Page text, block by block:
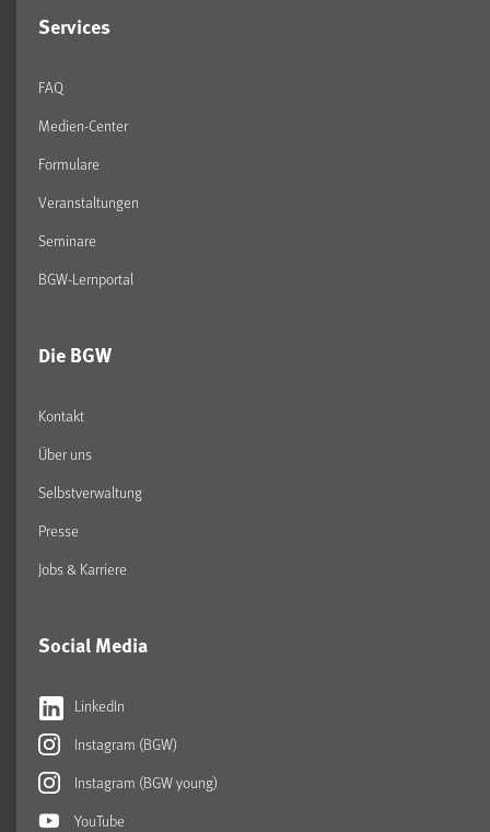
Services
FAQ
Medien-Center
Formulare
Veranstaltungen
Seminare
BGW-Lernportal
Die BGW
Kontakt
Über uns
Selbstverwaltung
Presse
Jobs & Karriere
Social Media
LinkedIn
Instagram (BGW)
Instagram (BGW young)
YouTube